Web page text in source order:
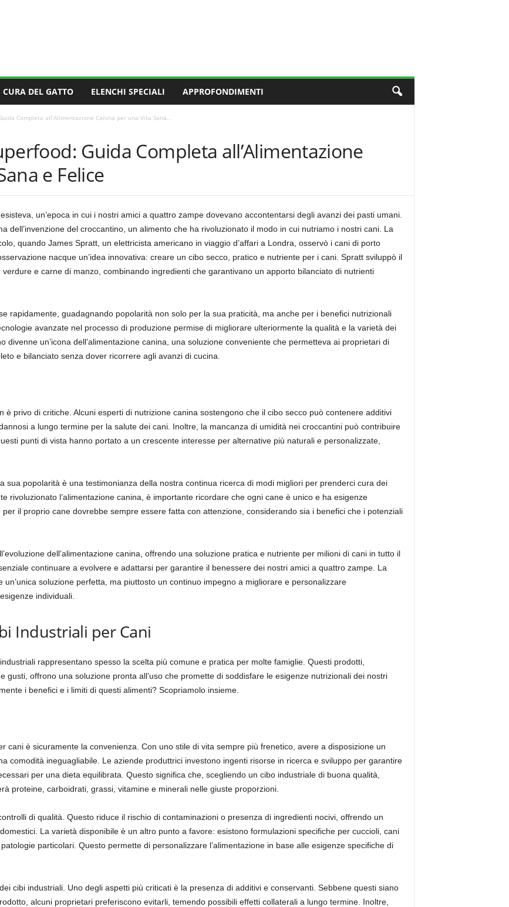
CURA DEL GATTO ELENCHI SPECIALI APPROFONDIMENTI
Completa all’Alimentazione Canina per una Vita Sana...
Guida Completa all’Alimentazione
e Felice
un’epoca in cui i nostri amici a quattro zampe dovevano accontentarsi degli avanzi dei pasti umani.
dell’invenzione del croccantino, un alimento che ha rivoluzionato il modo in cui nutriamo i nostri cani. La
quando James Spratt, un elettricista americano in viaggio d’affari a Londra, osservò i cani di porto
nacque un’idea innovativa: creare un cibo secco, pratico e nutriente per i cani. Spratt sviluppò il
e carne di manzo, combinando ingredienti che garantivano un apporto bilanciato di nutrienti
rapidamente, guadagnando popolarità non solo per la sua praticità, ma anche per i benefici nutrizionali
avanzate nel processo di produzione permise di migliorare ulteriormente la qualità e la varietà dei
divenne un’icona dell’alimentazione canina, una soluzione conveniente che permetteva ai proprietari di
e bilanciato senza dover ricorrere agli avanzi di cucina.
è privo di critiche. Alcuni esperti di nutrizione canina sostengono che il cibo secco può contenere additivi
a lungo termine per la salute dei cani. Inoltre, la mancanza di umidità nei croccantini può contribuire
punti di vista hanno portato a un crescente interesse per alternative più naturali e personalizzate,
sua popolarità è una testimonianza della nostra continua ricerca di modi migliori per prenderci cura dei
rivoluzionato l’alimentazione canina, è importante ricordare che ogni cane è unico e ha esigenze
il proprio cane dovrebbe sempre essere fatta con attenzione, considerando sia i benefici che i potenziali
dell’alimentazione canina, offrendo una soluzione pratica e nutriente per milioni di cani in tutto il
continuare a evolvere e adattarsi per garantire il benessere dei nostri amici a quattro zampe. La
soluzione perfetta, ma piuttosto un continuo impegno a migliorare e personalizzare
individuali.
Industriali per Cani
rappresentano spesso la scelta più comune e pratica per molte famiglie. Questi prodotti,
gusti, offrono una soluzione pronta all’uso che promette di soddisfare le esigenze nutrizionali dei nostri
i benefici e i limiti di questi alimenti? Scopriamolo insieme.
cani è sicuramente la convenienza. Con uno stile di vita sempre più frenetico, avere a disposizione un
comodità ineguagliabile. Le aziende produttrici investono ingenti risorse in ricerca e sviluppo per garantire
per una dieta equilibrata. Questo significa che, scegliendo un cibo industriale di buona qualità,
proteine, carboidrati, grassi, vitamine e minerali nelle giuste proporzioni.
di qualità. Questo riduce il rischio di contaminazioni o presenza di ingredienti nocivi, offrendo un
La varietà disponibile è un altro punto a favore: esistono formulazioni specifiche per cuccioli, cani
particolari. Questo permette di personalizzare l’alimentazione in base alle esigenze specifiche di
cibi industriali. Uno degli aspetti più criticati è la presenza di additivi e conservanti. Sebbene questi siano
alcuni proprietari preferiscono evitarli, temendo possibili effetti collaterali a lungo termine. Inoltre,